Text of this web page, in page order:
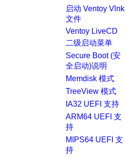
启动 Ventoy Vlnk
文件
Ventoy LiveCD
二级启动菜单
Secure Boot (安
全启动)说明
Memdisk 模式
TreeView 模式
IA32 UEFI 支持
ARM64 UEFI 支
持
MIPS64 UEFI 支
持